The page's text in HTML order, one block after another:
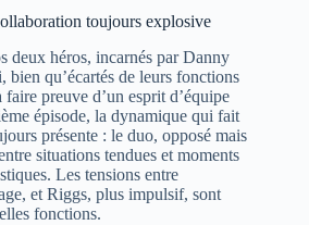
toujours explosive
deux héros, incarnés par Danny
qu’écartés de leurs fonctions
preuve d’un esprit d’équipe
épisode, la dynamique qui fait
présente : le duo, opposé mais
situations tendues et moments
Les tensions entre
et Riggs, plus impulsif, sont
fonctions.